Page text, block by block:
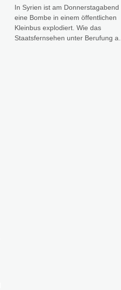
In Syrien ist am Donnerstagabend
eine Bombe in einem öffentlichen
Kleinbus explodiert. Wie das
Staatsfernsehen unter Berufung auf